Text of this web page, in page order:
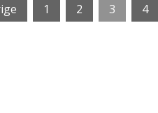
1 2 3 4